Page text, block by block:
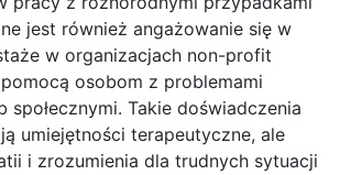
jest również angażowanie się w
w organizacjach non-profit
osobom z problemami
społecznymi. Takie doświadczenia
umiejętności terapeutyczne, ale
i zrozumienia dla trudnych sytuacji